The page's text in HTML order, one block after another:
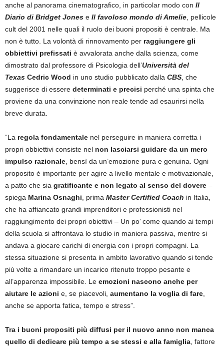
anche al panorama cinematografico, in particolar modo con Il
Diario di Bridget Jones e Il favoloso mondo di Amelie , pellicole
cult del 2001 nelle quali il ruolo dei buoni propositi è centrale. Ma
non è tutto. La volontà di rinnovamento per raggiungere gli
obbiettivi prefissati è avvalorata anche dalla scienza, come
dimostrato dal professore di Psicologia dell’Università del
Texas Cedric Wood in uno studio pubblicato dalla CBS , che
suggerisce di essere determinati e precisi perché una spinta che
proviene da una convinzione non reale tende ad esaurirsi nella
breve durata.
“La regola fondamentale nel perseguire in maniera corretta i
propri obbiettivi consiste nel non lasciarsi guidare da un mero
impulso razionale , bensì da un’emozione pura e genuina. Ogni
proposito è importante per agire a livello mentale e motivazionale,
a patto che sia gratificante e non legato al senso del dovere –
spiega Marina Osnaghi , prima Master Certified Coach in Italia,
che ha affiancato grandi imprenditori e professionisti nel
raggiungimento dei propri obiettivi – Un po’ come quando ai tempi
della scuola si affrontava lo studio in maniera passiva, mentre si
andava a giocare carichi di energia con i propri compagni. La
stessa situazione si presenta in ambito lavorativo quando si tende
più volte a rimandare un incarico ritenuto troppo pesante e
all’apparenza impossibile. Le emozioni nascono anche per
aiutare le azioni e, se piacevoli, aumentano la voglia di fare
anche se apporta fatica, tempo e stress”.
Tra i buoni propositi più diffusi per il nuovo anno non manca
quello di dedicare più tempo a se stessi e alla famiglia , fattore